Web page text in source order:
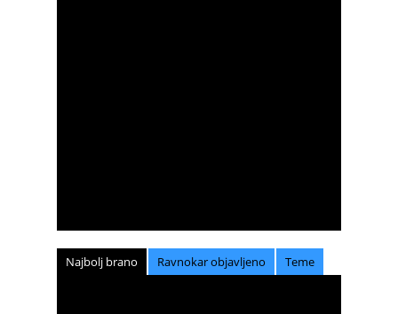
Najbolj brano Ravnokar objavljeno Teme